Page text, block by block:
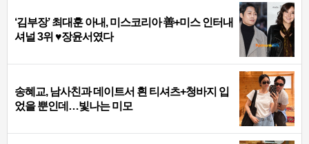
‘김부장’ 최대훈 아내, 미스코리아 善+미스 인터내
셔널 3위 ♥장윤서였다
송혜교, 남사친과 데이트서 흰 티셔츠+청바지 입
었을 뿐인데…빛나는 미모